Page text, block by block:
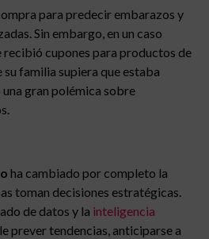
para predecir embarazos y
Sin embargo, en un caso
recibió cupones para productos de
familia supiera que estaba
gran polémica sobre
ha cambiado por completo la
toman decisiones estratégicas.
de datos y la inteligencia
prever tendencias, anticiparse a